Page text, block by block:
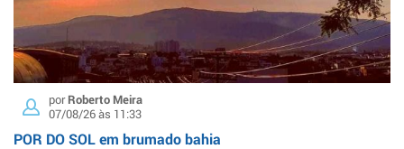
porRoberto Meira
07/08/26 às 11:33
POR DO SOL em brumado bahia